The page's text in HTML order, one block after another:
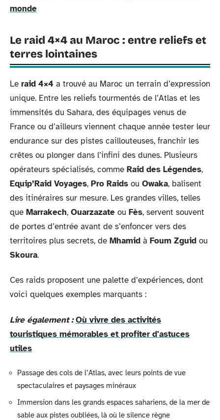
monde
Le raid 4×4 au Maroc : entre reliefs et
terres lointaines
Le raid 4×4 a trouvé au Maroc un terrain d’expression
unique. Entre les reliefs tourmentés de l’Atlas et les
immensités du Sahara, des équipages venus de
France ou d’ailleurs viennent chaque année tester leur
endurance sur des pistes caillouteuses, franchir les
crêtes ou plonger dans l’infini des dunes. Plusieurs
opérateurs spécialisés, comme Raid des Légendes,
Equip’Raid Voyages, Pro Raids ou Owaka, balisent
des itinéraires sur mesure. Les grandes villes, telles
que Marrakech, Ouarzazate ou Fès, servent souvent
de portes d’entrée avant de s’enfoncer vers des
territoires plus secrets, de Mhamid à Foum Zguid ou
Skoura.
Ces raids proposent une palette d’expériences, dont
voici quelques exemples marquants :
Lire également : Où vivre des activités
touristiques mémorables et profiter d'astuces
utiles
Passage des cols de l’Atlas, avec leurs points de vue
spectaculaires et paysages minéraux
Immersion dans les grands espaces sahariens, de la mer de
sable aux pistes oubliées, là où le silence règne